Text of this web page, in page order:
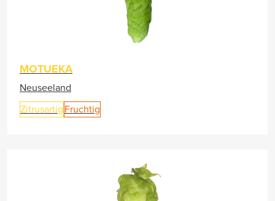
MOTUEKA
Neuseeland
Zitrusartig Fruchtig